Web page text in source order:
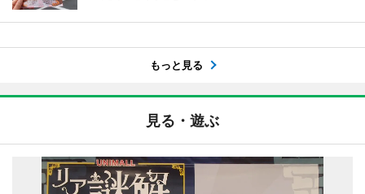
もっと見る
見る・遊ぶ